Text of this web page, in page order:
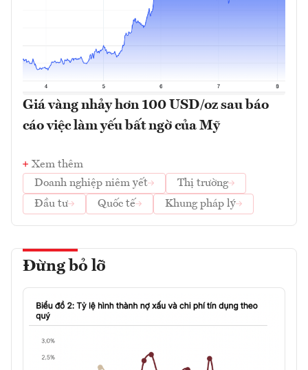
Giá vàng nhảy hơn 100 USD/oz sau báo
cáo việc làm yếu bất ngờ của Mỹ
Xem thêm
Doanh nghiệp niêm yết
Thị trường
Đầu tư
Quốc tế Khung pháp lý
Đừng bỏ lỡ